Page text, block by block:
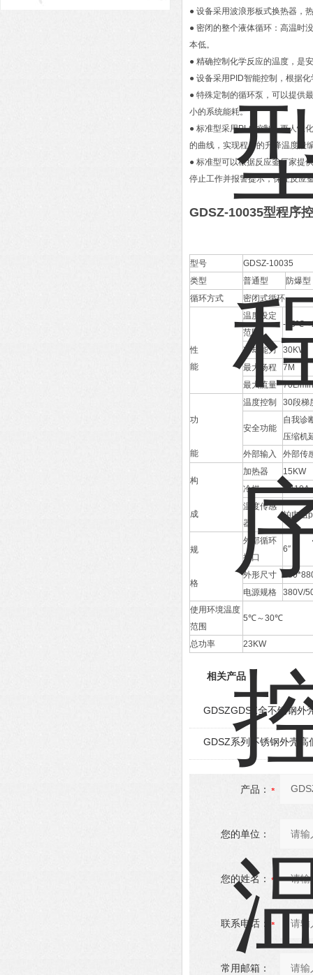
● 设备采用波浪形板式换热器，
● 密闭的整个液体循环：高温时
本低。
● 精确控制化学反应的温度，是
● 设备采用PID智能控制，根据
● 特殊定制的循环泵，可以提供
小的系统能耗。
● 标准型采用PLC控制，更人性
的曲线，实现程序的升降温度段
● 标准型可以根据反应釜厂家提
停止工作并报警提示，保证反应
GDSZ-10035型程序
型号
GDSZ-10035
类型
普通型
防爆型
循环方式
密闭式循环
性
能
温度设定
范围
-35℃-
冷却能力
30KW
最大扬程
7M
最大流量
70L/min
功
能
温度控制 30段梯
安全功能
自我诊
压缩机
外部输入
外部传
构
成
加热器
15KW
冷媒
R410A
温度传感
器
铂电阻
规
格
外部循环
接口
6″
外形尺寸
电源规格
380V/
使用环境温度
范围
5℃～30℃
总功率 23KW
相关产品
GDSZGDSZ全不锈钢外
GDSZ系列不锈钢外壳高
产品：
您的单位：
您的姓名：
联系电话：
常用邮箱：